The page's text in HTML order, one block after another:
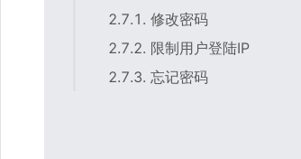
2.7.1. 修改密码
2.7.2. 限制用户登陆IP
2.7.3. 忘记密码